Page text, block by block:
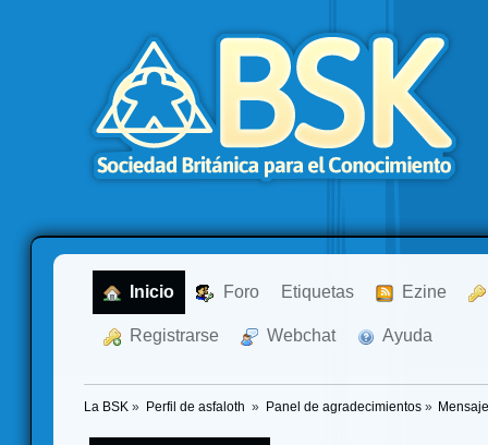
Inicio Foro Etiquetas Ezine
Registrarse Webchat Ayuda
La BSK » Perfil de asfaloth » Panel de agradecimientos»